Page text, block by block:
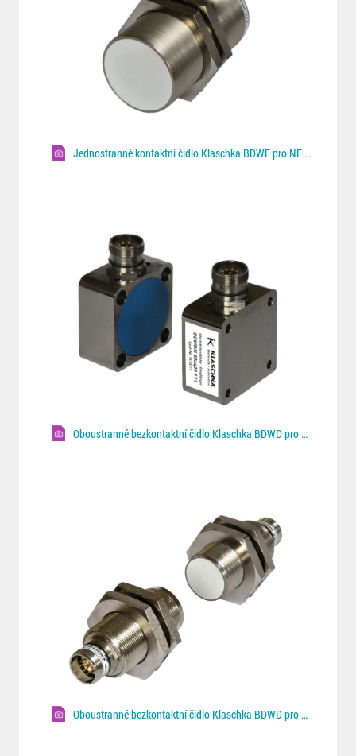
Jednostranné kontaktní čidlo Klaschka BDWF pro NF plechy
Oboustranné bezkontaktní čidlo Klaschka BDWD pro Fe/NF plechy
Oboustranné bezkontaktní čidlo Klaschka BDWD pro Fe/NF plechy